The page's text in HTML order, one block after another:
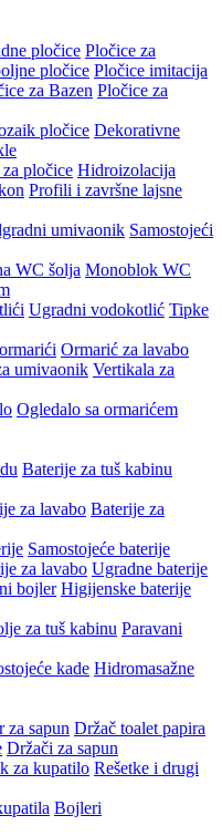
pločice Pločice za
pločice Pločice imitacija
za Bazen Pločice za
pločice Dekorativne
pločice Hidroizolacija
Profili i završne lajsne
umivaonik Samostojeći
WC šolja Monoblok WC
Ugradni vodokotlić Tipke
Ormarić za lavabo
umivaonik Vertikala za
Ogledalo sa ormarićem
Baterije za tuš kabinu
za lavabo Baterije za
Samostojeće baterije
za lavabo Ugradne baterije
bojler Higijenske baterije
za tuš kabinu Paravani
kade Hidromasažne
za sapun Držač toalet papira
Držači za sapun
za kupatilo Rešetke i drugi
Bojleri